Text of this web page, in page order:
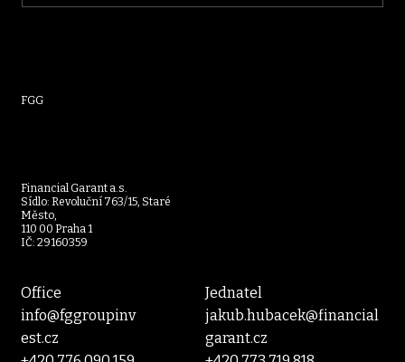
FGG
Financial Garant a.s.
Sídlo: Revoluční 763/15, Staré
Město,
110 00 Praha 1
IČ: 29160359
Jednatel
jakub.hubacek@financial
garant.cz
Office
info@fggroupinv
est.cz